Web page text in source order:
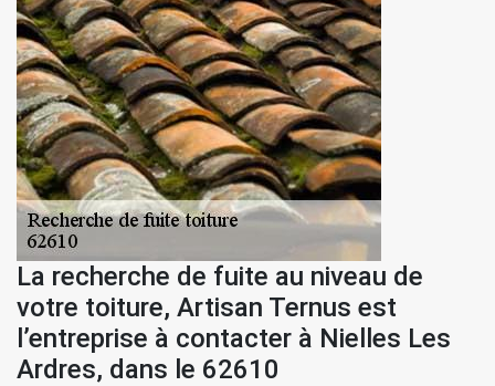
La recherche de fuite au niveau de
votre toiture, Artisan Ternus est
l’entreprise à contacter à Nielles Les
Ardres, dans le 62610